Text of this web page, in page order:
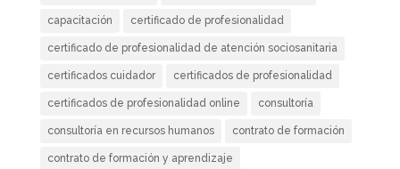
capacitación certificado de profesionalidad
certificado de profesionalidad de atención sociosanitaria
certificados cuidador certificados de profesionalidad
certificados de profesionalidad online consultoría
consultoría en recursos humanos contrato de formación
contrato de formación y aprendizaje